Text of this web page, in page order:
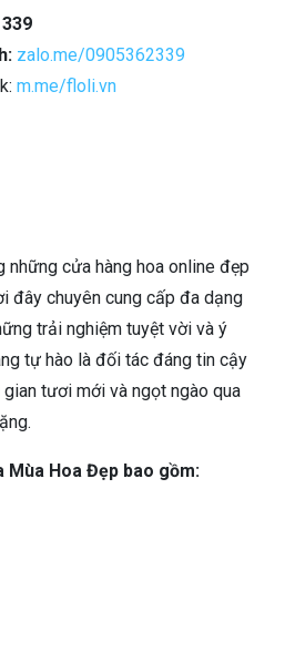
zalo.me/0905362339
m.me/floli.vn
những cửa hàng hoa online đẹp
đây chuyên cung cấp đa dạng
trải nghiệm tuyệt vời và ý
tự hào là đối tác đáng tin cậy
tươi mới và ngọt ngào qua
Mùa Hoa Đẹp bao gồm: